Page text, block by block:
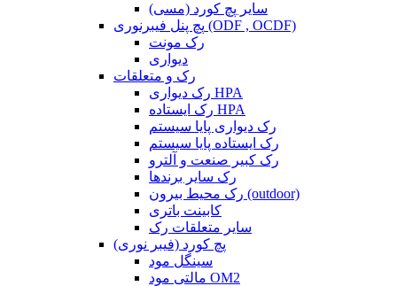
سایر پچ کورد (مسی)
پچ پنل فیبرنوری (ODF , OCDF)
رک مونت
دیواری
رک و متعلقات
رک دیواری HPA
رک ایستاده HPA
رک دیواری پایا سیستم
رک ایستاده پایا سیستم
رک کبیر صنعت و آلترو
رک سایر برندها
رک محیط بیرون (outdoor)
کابینت باتری
سایر متعلقات رک
پچ کورد (فیبر نوری)
سینگل مود
مالتی مود OM2